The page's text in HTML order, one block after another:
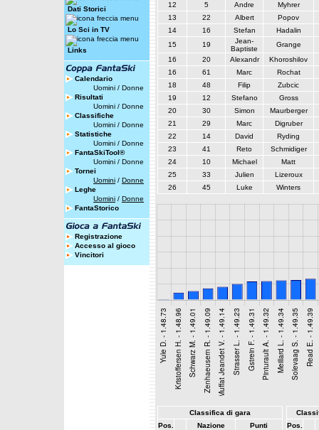
Dati Storici
Lo Sci in TV
Links
Calendario
Uomini / Donne
Risultati
Uomini / Donne
Classifiche
Uomini / Donne
Statistiche
Uomini / Donne
FantaSkiTool®
Uomini / Donne
Tornei
Uomini / Donne
Leghe
Uomini / Donne
FantaStorico
Registrazione
Accesso al gioco
Vincitori
12
5 Andre
Myhrer
13
22 Albert
Popov
14
16 Stefan
Hadalin
15
19
Jean-
Baptiste
Grange
16
20 Alexandr
Khoroshilov
16
61 Marc
Rochat
18
48 Filip
Zubcic
19
12 Stefano
Gross
20
30 Simon
Maurberger
21
29 Marc
Digruber
22
14 David
Ryding
23
41 Reto
Schmidiger
24
10 Michael
Matt
25
33 Julien
Lizeroux
26
45 Luke Winters
Classifica di gara
Pos.
Nazione
Punti
Pos.